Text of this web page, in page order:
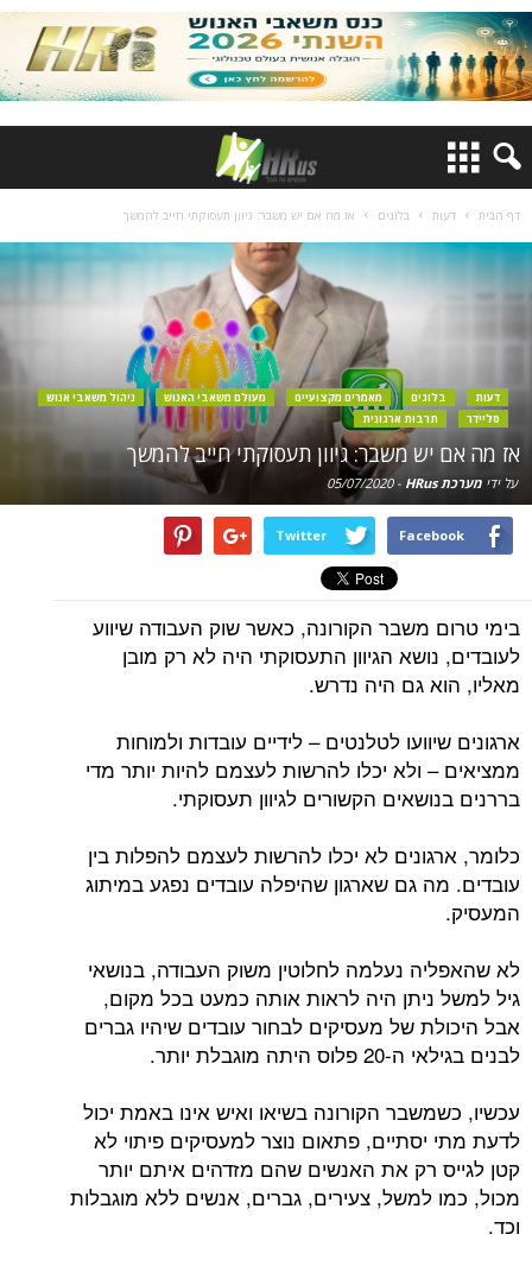
דף הבית דעות בלוגים אז מה אם יש משבר: גיוון תעסוקתי חייב להמשך
דעות בלוגים מאמרים מקצועיים מעולם משאבי האנוש
ניהול משאבי אנוש
סליידר
תרבות ארגונית
אז מה אם יש משבר: גיוון תעסוקתי חייב להמשך
על ידי מערכת HRus -
05/07/2020
Facebook
Twitter
בימי טרום משבר הקורונה, כאשר שוק העבודה שיווע
לעובדים, נושא הגיוון התעסוקתי היה לא רק מובן
מאליו, הוא גם היה נדרש.
ארגונים שיוועו לטלנטים – לידיים עובדות ולמוחות
ממציאים – ולא יכלו להרשות לעצמם להיות יותר מדי
בררנים בנושאים הקשורים לגיוון תעסוקתי.
כלומר, ארגונים לא יכלו להרשות לעצמם להפלות בין
עובדים. מה גם שארגון שהיפלה עובדים נפגע במיתוג
המעסיק.
לא שהאפליה נעלמה לחלוטין משוק העבודה, בנושאי
גיל למשל ניתן היה לראות אותה כמעט בכל מקום,
אבל היכולת של מעסיקים לבחור עובדים שיהיו גברים
לבנים בגילאי ה-20 פלוס היתה מוגבלת יותר.
עכשיו, כשמשבר הקורונה בשיאו ואיש אינו באמת יכול
לדעת מתי יסתיים, פתאום נוצר למעסיקים פיתוי לא
קטן לגייס רק את האנשים שהם מזדהים איתם יותר
מכול, כמו למשל, צעירים, גברים, אנשים ללא מוגבלות
וכד.